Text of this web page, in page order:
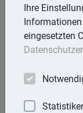
Startseite
Ihre
eingesetzten